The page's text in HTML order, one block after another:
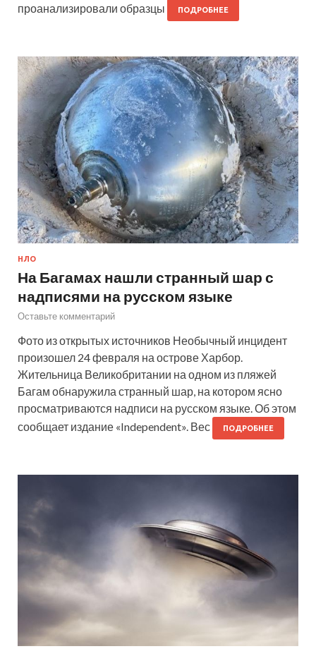
проанализировали образцы
ПОДРОБНЕЕ
НЛО
На Багамах нашли странный шар с
надписями на русском языке
Оставьте комментарий
Фото из открытых источников Необычный инцидент
произошел 24 февраля на острове Харбор.
Жительница Великобритании на одном из пляжей
Багам обнаружила странный шар, на котором ясно
просматриваются надписи на русском языке. Об этом
сообщает издание «Independent». Вес
ПОДРОБНЕЕ